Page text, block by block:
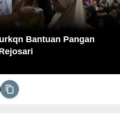
Bantuan Pangan